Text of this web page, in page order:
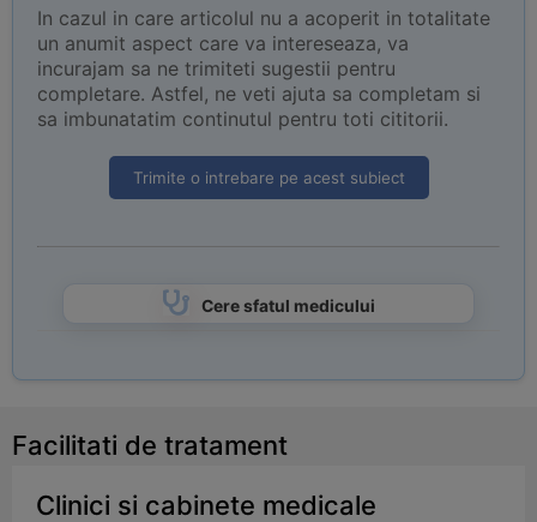
In cazul in care articolul nu a acoperit in totalitate
un anumit aspect care va intereseaza, va
incurajam sa ne trimiteti sugestii pentru
completare. Astfel, ne veti ajuta sa completam si
sa imbunatatim continutul pentru toti cititorii.
Trimite o intrebare pe acest subiect
Cere sfatul medicului
Facilitati de tratament
Clinici si cabinete medicale